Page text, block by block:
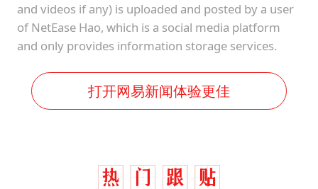
and videos if any) is uploaded and posted by a user
of NetEase Hao, which is a social media platform
and only provides information storage services.
打开网易新闻体验更佳